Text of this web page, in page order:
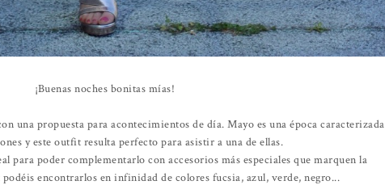
¡Buenas noches bonitas mías!
una propuesta para acontecimientos de día. Mayo es una época caracterizada
y este outfit resulta perfecto para asistir a una de ellas.
para poder complementarlo con accesorios más especiales que marquen la
podéis encontrarlos en infinidad de colores fucsia, azul, verde, negro...